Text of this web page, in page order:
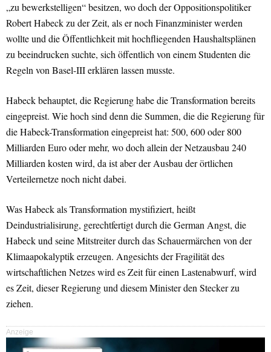
„zu bewerkstelligen“ besitzen, wo doch der Oppositionspolitiker
Robert Habeck zu der Zeit, als er noch Finanzminister werden
wollte und die Öffentlichkeit mit hochfliegenden Haushaltsplänen
zu beeindrucken suchte, sich öffentlich von einem Studenten die
Regeln von Basel-III erklären lassen musste.
Habeck behauptet, die Regierung habe die Transformation bereits
eingepreist. Wie hoch sind denn die Summen, die die Regierung für
die Habeck-Transformation eingepreist hat: 500, 600 oder 800
Milliarden Euro oder mehr, wo doch allein der Netzausbau 240
Milliarden kosten wird, da ist aber der Ausbau der örtlichen
Verteilernetze noch nicht dabei.
Was Habeck als Transformation mystifiziert, heißt
Deindustrialisirung, gerechtfertigt durch die German Angst, die
Habeck und seine Mitstreiter durch das Schauermärchen von der
Klimaapokalyptik erzeugen. Angesichts der Fragilität des
wirtschaftlichen Netzes wird es Zeit für einen Lastenabwurf, wird
es Zeit, dieser Regierung und diesem Minister den Stecker zu
ziehen.
Anzeige